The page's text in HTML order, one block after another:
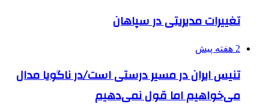
تغییرات مدیریتی در سپاهان
2 هفته پیش
تنیس ایران در مسیر درستی است/در ناگویا مدال
می‌خواهیم اما قول نمی‌دهیم